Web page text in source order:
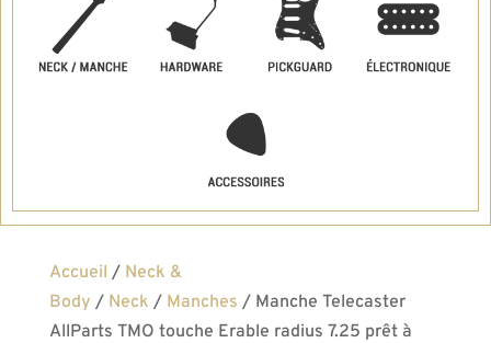
Accueil / Neck &
Body / Neck / Manches / Manche Telecaster
AllParts TMO touche Erable radius 7.25 prêt à